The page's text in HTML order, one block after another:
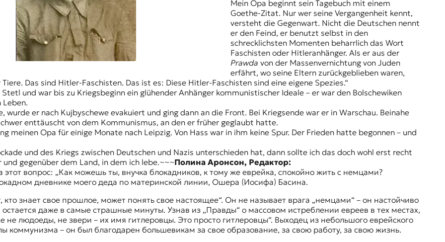
Mein Opa beginnt sein Tagebuch mit einem
Goethe-Zitat. Nur wer seine Vergangenheit kennt,
versteht die Gegenwart. Nicht die Deutschen nennt
er den Feind, er benutzt selbst in den
schrecklichsten Momenten beharrlich das Wort
Faschisten oder Hitleranhänger. Als er aus der
Prawda von der Massenvernichtung von Juden
erfährt, wo seine Eltern zurückgeblieben waren,
Das sind Hitler-Faschisten. Das ist es: Diese Hitler-Faschisten sind eine eigene Spezies.“
und war bis zu Kriegsbeginn ein glühender Anhänger kommunistischer Ideale – er war den Bolschewiken
er nach Kujbyschewe evakuiert und ging dann an die Front. Bei Kriegsende war er in Warschau. Beinahe
enttäuscht von dem Kommunismus, an den er früher geglaubt hatte.
meinen Opa für einige Monate nach Leipzig. Von Hass war in ihm keine Spur. Der Frieden hatte begonnen – und
und des Kriegs zwischen Deutschen und Nazis unterschieden hat, dann sollte ich das doch wohl erst recht
gegenüber dem Land, in dem ich lebe.~~~Полина Аронсон, Редактор:
вопрос: „Как можешь ты, внучка блокадников, к тому же еврейка, спокойно жить с немцами?
дневнике моего деда по материнской линии, Ошера (Иосифа) Басина.
кто знает свое прошлое, может понять свое настоящее“. Он не называет врага „немцами“ – он настойчиво
даже в самые страшные минуты. Узнав из „Правды“ о массовом истреблении евреев в тех местах,
не людоеды, не звери – их имя гитлеровцы. Это просто гитлеровцы“. Выходец из небольшого еврейского
коммунизма – он был благодарен большевикам за свое образование, за свою работу, за свою жизнь.